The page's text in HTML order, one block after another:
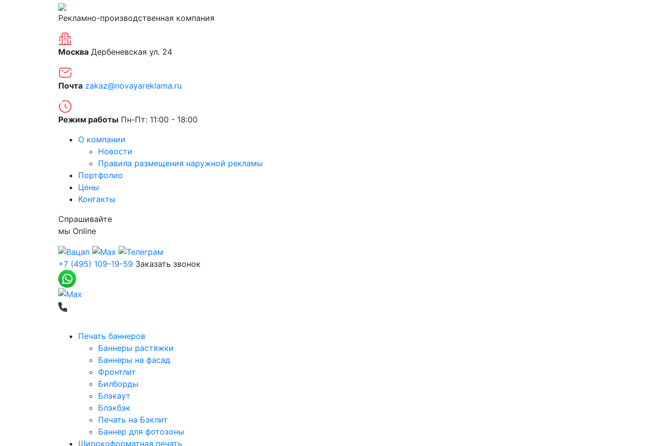
Рекламно-производственная компания
Москва Дербеневская ул. 24
Почта zakaz@novayareklama.ru
Режим работы Пн-Пт: 11:00 - 18:00
О компании
Новости
Правила размещения наружной рекламы
Портфолио
Цены
Контакты
Спрашивайте
мы Online
+7 (495) 109-19-59 Заказать звонок
Печать баннеров
Баннеры растяжки
Баннеры на фасад
Фронтлит
Билборды
Блэкаут
Блэкбэк
Печать на Бэклит
Баннер для фотозоны
Широкоформатная печать